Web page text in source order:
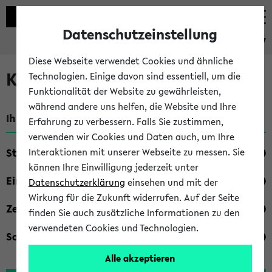
eKVV
Kombisuche im eKVV
Ihre Suchkriterien:
Studienfach
Einrichtung
Zeiten
Sonstiges
Datenschutzeinstellung
Diese Webseite verwendet Cookies und ähnliche
Technologien. Einige davon sind essentiell, um die
Funktionalität der Website zu gewährleisten,
während andere uns helfen, die Website und Ihre
Erfahrung zu verbessern. Falls Sie zustimmen,
verwenden wir Cookies und Daten auch, um Ihre
Interaktionen mit unserer Webseite zu messen. Sie
können Ihre Einwilligung jederzeit unter
Datenschutzerklärung einsehen und mit der
Wirkung für die Zukunft widerrufen. Auf der Seite
finden Sie auch zusätzliche Informationen zu den
verwendeten Cookies und Technologien.
Alle akzeptieren